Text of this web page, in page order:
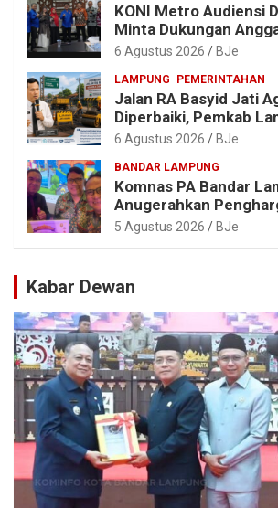
KONI Metro Audiensi
Minta Dukungan
Porprov X Lampung
6 Agustus 2026 BJe
LAMPUNG PEMERINTAHAN
Jalan RA Basyid Jati
Diperbaiki, Pemkab
Alokasikan Rp1,13 Miliar
6 Agustus 2026 BJe
BANDAR LAMPUNG
Komnas PA Bandar
Anugerahkan
Kombes Pol. Alfret
5 Agustus 2026 BJe
Kabar Dewan